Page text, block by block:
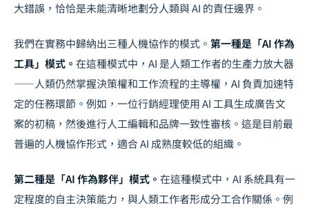
大錯誤，恰恰是未能清晰地劃分人類與 AI 的責任邊界。
我們在實務中歸納出三種人機協作的模式。 第一種是「AI 作為
工具」模式。 在這種模式中，AI 是人類工作者的生產力放大器
——人類仍然掌握決策權和工作流程的主導權，AI 負責加速特
定的任務環節。例如，一位行銷經理使用 AI 工具生成廣告文
案的初稿，然後進行人工編輯和品牌一致性審核。這是目前最
普遍的人機協作形式，適合 AI 成熟度較低的組織。
第二種是「AI 作為夥伴」模式。 在這種模式中，AI 系統具有一
定程度的自主決策能力，與人類工作者形成分工合作關係。例